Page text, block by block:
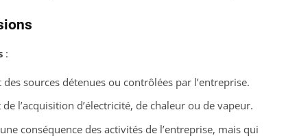
:
sources détenues ou contrôlées par l’entreprise.
l’acquisition d’électricité, de chaleur ou de vapeur.
conséquence des activités de l’entreprise, mais qui